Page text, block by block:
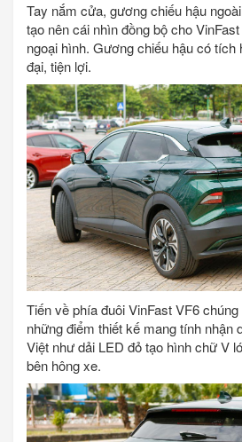
Tay nắm cửa, gương chiếu hậu
tạo nên cái nhìn đồng bộ cho
ngoại hình. Gương chiếu hậu có tích
đại, tiện lợi.
Tiến về phía đuôi VinFast VF6
những điểm thiết kế mang tính nhận
Việt như dải LED đỏ tạo hình chữ V
bên hông xe.